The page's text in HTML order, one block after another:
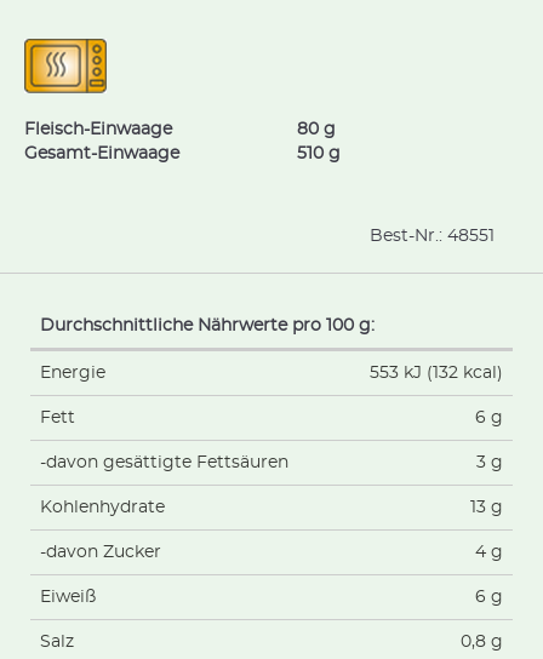
Fleisch-Einwaage
80 g
Gesamt-Einwaage
510 g
Best-Nr.: 48551
Durchschnittliche Nährwerte pro 100 g:
Energie 553 kJ (132 kcal)
Fett 6 g
-davon gesättigte Fettsäuren 3 g
Kohlenhydrate 13 g
-davon Zucker 4 g
Eiweiß 6 g
Salz 0,8 g